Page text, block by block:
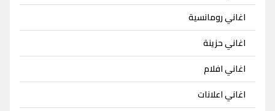
اغاني رومانسية
اغاني حزينة
اغاني افلام
اغاني اعلانات